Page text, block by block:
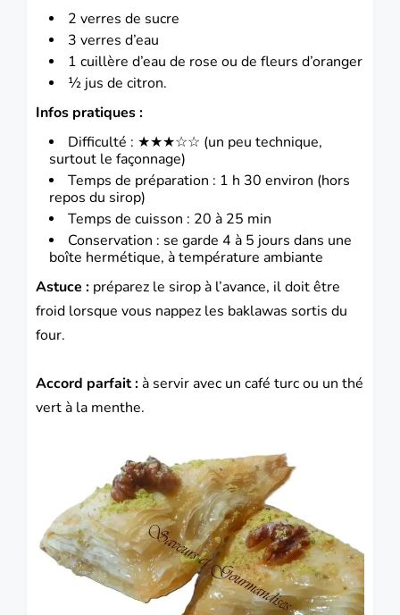
2 verres de sucre
3 verres d’eau
1 cuillère d’eau de rose ou de fleurs d’oranger
½ jus de citron.
Infos pratiques :
Difficulté : ★★★☆☆ (un peu technique,
surtout le façonnage)
Temps de préparation : 1 h 30 environ (hors
repos du sirop)
Temps de cuisson : 20 à 25 min
Conservation : se garde 4 à 5 jours dans une
boîte hermétique, à température ambiante
Astuce : préparez le sirop à l’avance, il doit être
froid lorsque vous nappez les baklawas sortis du
four.
Accord parfait :à servir avec un café turc ou un thé
vert à la menthe.